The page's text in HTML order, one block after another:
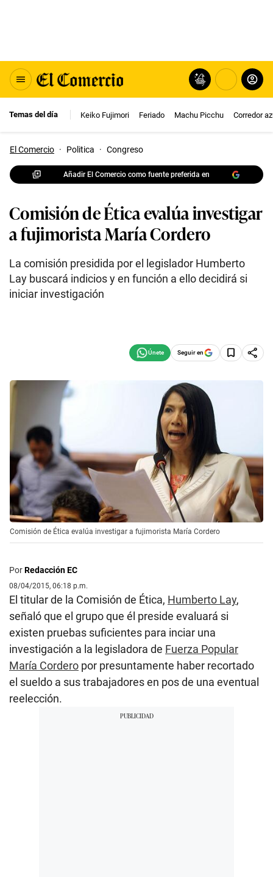
Temas del día Keiko Fujimori Feriado Machu Picchu Corredor
El Comercio · Politica · Congreso
Añadir El Comercio como fuente preferida en
Comisión de Ética evalúa investigar
a fujimorista María Cordero
La comisión presidida por el legislador Humberto
Lay buscará indicios y en función a ello decidirá si
iniciar investigación
Seguir en
Comisión de Ética evalúa investigar a fujimorista María Cordero
PorRedacción EC
08/04/2015, 06:18 p.m.
El titular de la Comisión de Ética, Humberto Lay,
señaló que el grupo que él preside evaluará si
existen pruebas suficientes para inciar una
investigación a la legisladora de Fuerza Popular
María Cordero por presuntamente haber recortado
el sueldo a sus trabajadores en pos de una eventual
reelección.